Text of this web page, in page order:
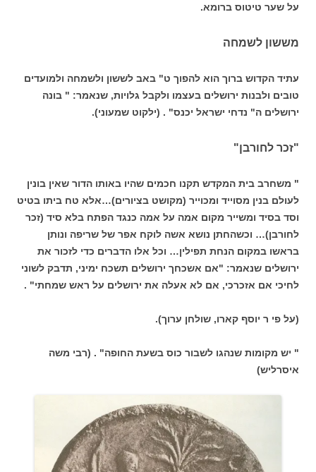
על שער טיטוס ברומא.
מששון לשמחה
עתיד הקדוש ברוך הוא להפוך ט" באב לששון ולשמחה ולמועדים
טובים ולבנות ירושלים בעצמו ולקבל גלויות, שנאמר: " בונה
ירושלים ה" נדחי ישראל יכנס" . (ילקוט שמעוני).
"זכר לחורבן"
" משחרב בית המקדש תקנו חכמים שהיו באותו הדור שאין בונין
לעולם בנין מסוייד ומכוייר (מקושט בציורים)…אלא טח ביתו בטיט
וסד בסיד ומשייר מקום אמה על אמה כנגד הפתח בלא סיד (זכר
לחורבן)… וכשהחתן נושא אשה לוקח אפר של שריפה ונותן
בראשו במקום הנחת תפילין… וכל אלו הדברים כדי לזכור את
ירושלים שנאמר: "אם אשכחך ירושלים תשכח ימיני, תדבק לשוני
לחיכי אם אזכרכי, אם לא אעלה את ירושלים על ראש שמחתי" .
(על פי ר יוסף קארו, שולחן ערוך).
" יש מקומות שנהגו לשבור כוס בשעת החופה" . (רבי משה
איסרליש)